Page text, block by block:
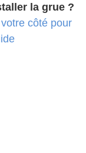
la grue ?
côté pour